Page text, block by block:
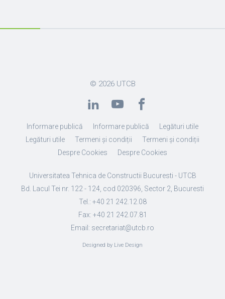
© 2026 UTCB
Informare publică Informare publică
Legături utile
Legături utile
Termeni și condiții
Termeni și condiții
Despre Cookies
Despre Cookies
Universitatea Tehnica de Constructii Bucuresti - UTCB
Bd. Lacul Tei nr. 122 - 124, cod 020396, Sector 2, Bucuresti
Tel.: +40 21 242.12.08
Fax: +40 21 242.07.81
Email: secretariat@utcb.ro
Designed by Live Design